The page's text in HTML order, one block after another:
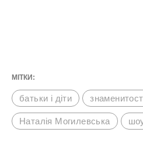
МІТКИ:
батьки і діти
Наталія Могилевська